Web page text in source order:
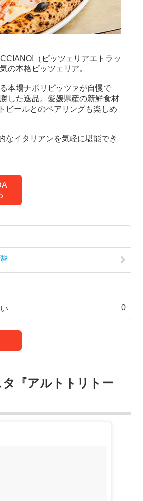
（ピッツェリアエトラッ
の本格ピッツェリア。
本場ナポリピッツァが自慢で
した逸品。愛媛県産の新鮮食材
ビールとのペアリングも楽しめ
なイタリアンを気軽に堪能でき
階
0
『アルトトリトー